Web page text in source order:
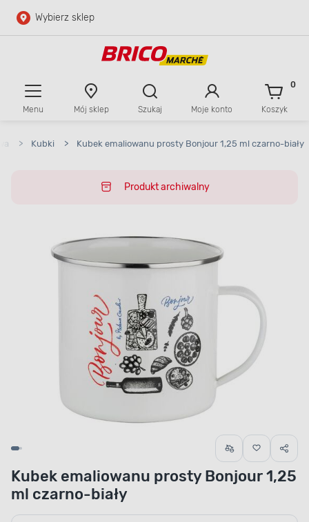
Przejdź do głównej zawartości
Wybierz sklep
Menu Mój sklep Szukaj Moje konto Koszyk
0
> Kubki > Kubek emaliowanu prosty Bonjour 1,25 ml czarno-biały
Produkt archiwalny
Kubek emaliowanu prosty Bonjour 1,25
ml czarno-biały